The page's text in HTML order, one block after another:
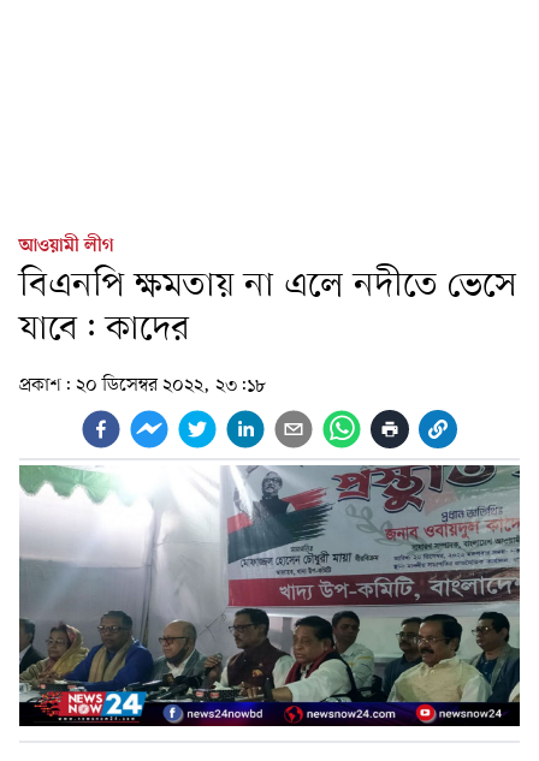
আওয়ামী লীগ
বিএনপি ক্ষমতায় না এলে নদীতে ভেসে
যাবে: কাদের
প্রকাশ: ২০ ডিসেম্বর ২০২২, ২৩:১৮